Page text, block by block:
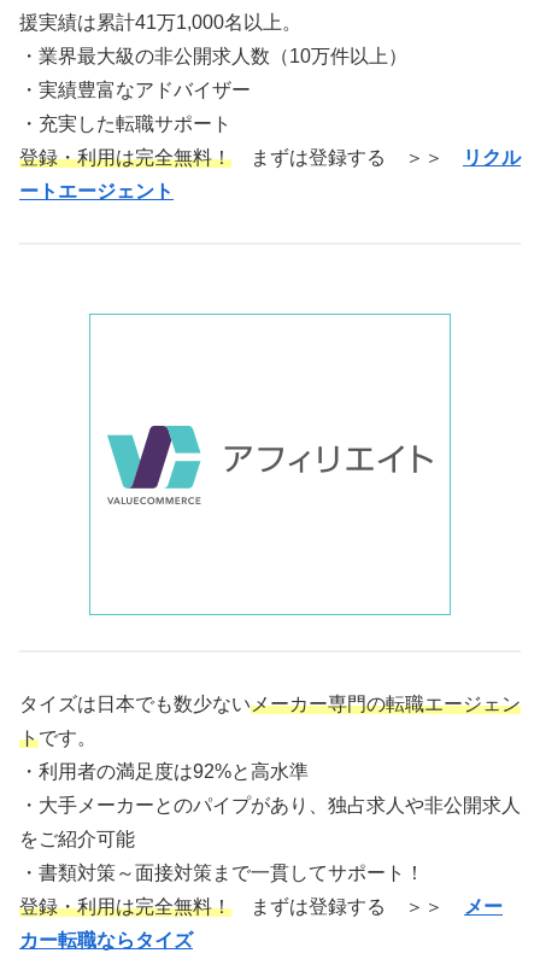
援実績は累計41万1,000名以上。
・業界最大級の非公開求人数（10万件以上）
・実績豊富なアドバイザー
・充実した転職サポート
登録・利用は完全無料！ まずは登録する ＞＞
リクル
ートエージェント
タイズは日本でも数少ないメーカー専門の転職エージェン
トです。
・利用者の満足度は92%と高水準
・大手メーカーとのパイプがあり、独占求人や非公開求人
をご紹介可能
・書類対策～面接対策まで一貫してサポート！
登録・利用は完全無料！ まずは登録する ＞＞
メー
カー転職ならタイズ